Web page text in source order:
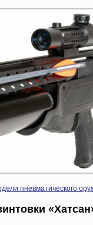
пневматического